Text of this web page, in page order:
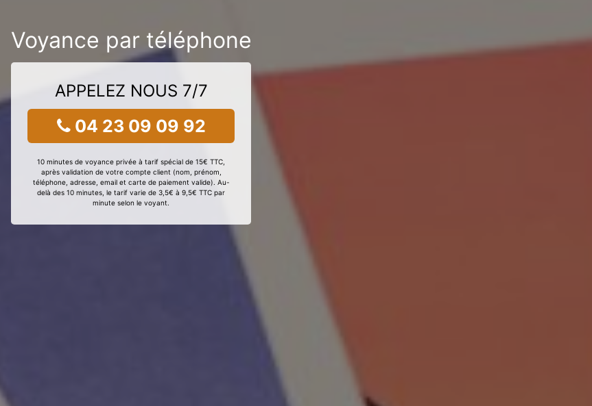
Voyance par téléphone
APPELEZ NOUS 7/7
04 23 09 09 92
10 minutes de voyance privée à tarif spécial de 15€ TTC,
après validation de votre compte client (nom, prénom,
téléphone, adresse, email et carte de paiement valide). Au-
delà des 10 minutes, le tarif varie de 3,5€ à 9,5€ TTC par
minute selon le voyant.